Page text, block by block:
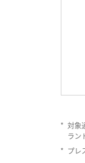
* 対象
ラン
* プレ